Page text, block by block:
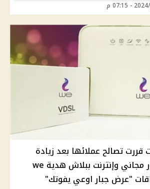
قررت تصالح عملائها بعد زيادة
الأسعار .. 3 شهور مجاني وإنترنت ببلاش هدية we
"عرض جبار اوعي يفوتك"